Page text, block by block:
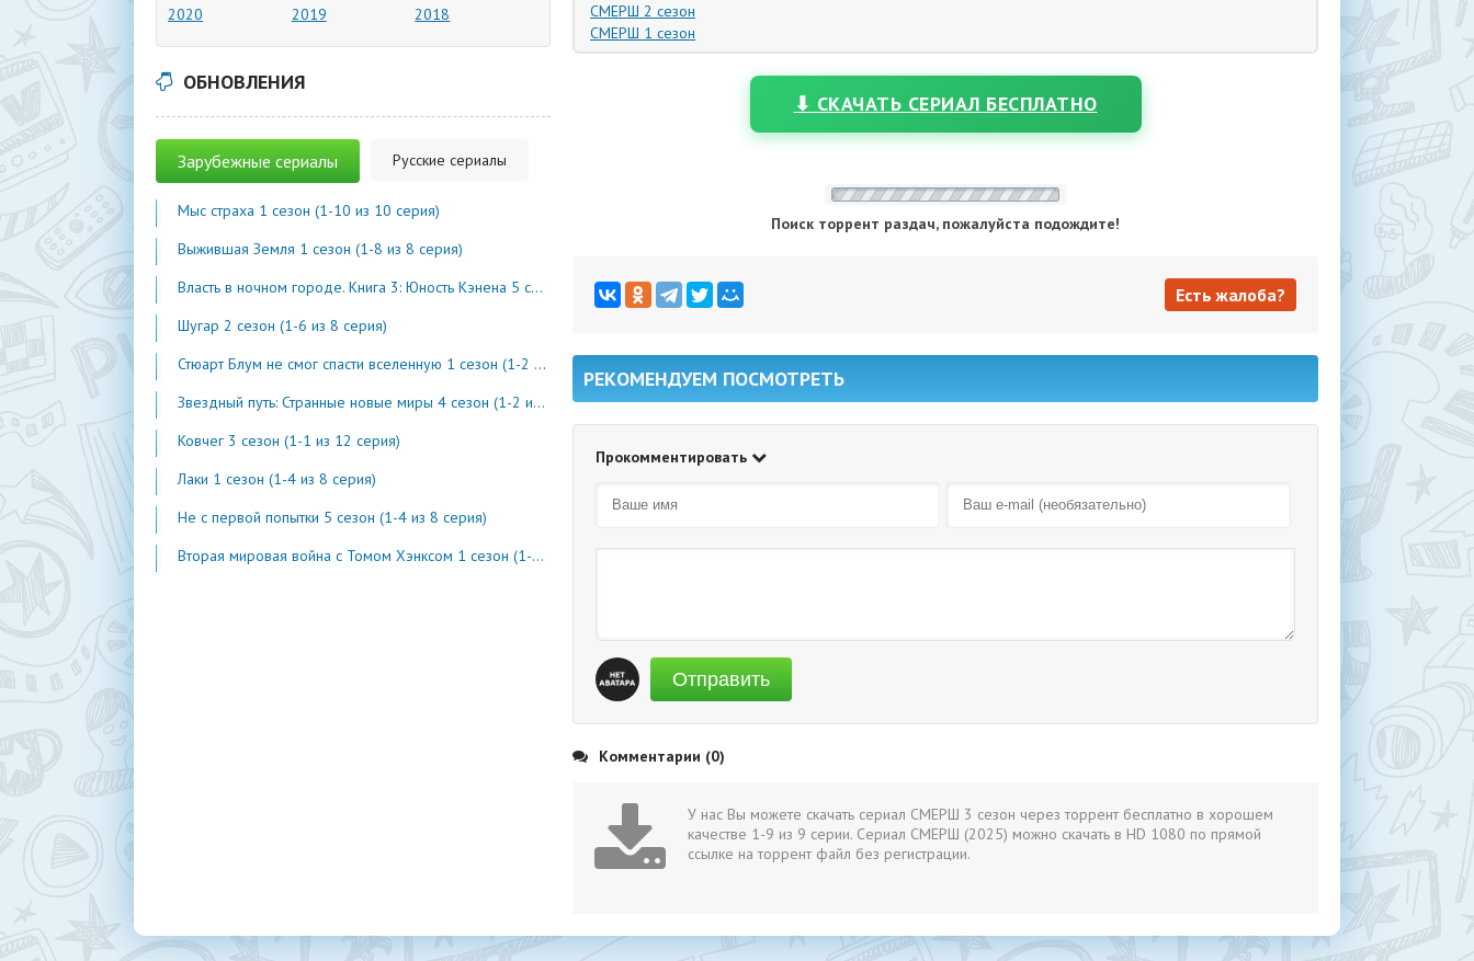
СМЕРШ 2 сезон
СМЕРШ 1 сезон
⬇ СКАЧАТЬ СЕРИАЛ БЕСПЛАТНО
Поиск торрент раздач, пожалуйста подождите!
Есть жалоба?
РЕКОМЕНДУЕМ ПОСМОТРЕТЬ
Прокомментировать
Отправить
Комментарии (0)
У нас Вы можете скачать сериал СМЕРШ 3 сезон через торрент бесплатно в хорошем
качестве 1-9 из 9 серии. Сериал СМЕРШ (2025) можно скачать в HD 1080 по прямой
ссылке на торрент файл без регистрации.
2020
2019 2018
ОБНОВЛЕНИЯ
Зарубежные сериалы Русские сериалы
Мыс страха 1 сезон (1-10 из 10 серия)
Выжившая Земля 1 сезон (1-8 из 8 серия)
Власть в ночном городе. Книга 3: Юность Кэнена 5 сезон (1-7 из 10 серия)
Шугар 2 сезон (1-6 из 8 серия)
Стюарт Блум не смог спасти вселенную 1 сезон (1-2 из 8 серия)
Звездный путь: Странные новые миры 4 сезон (1-2 из 10 серия)
Ковчег 3 сезон (1-1 из 12 серия)
Лаки 1 сезон (1-4 из 8 серия)
Не с первой попытки 5 сезон (1-4 из 8 серия)
Вторая мировая война с Томом Хэнксом 1 сезон (1-20 из 20 серия)